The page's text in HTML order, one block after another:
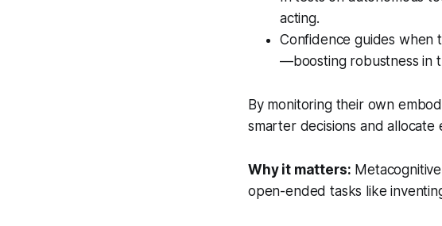
acting.
Confidence guides when
—boosting robustness in
By monitoring their own
smarter decisions and
Why it matters:
open-ended tasks like